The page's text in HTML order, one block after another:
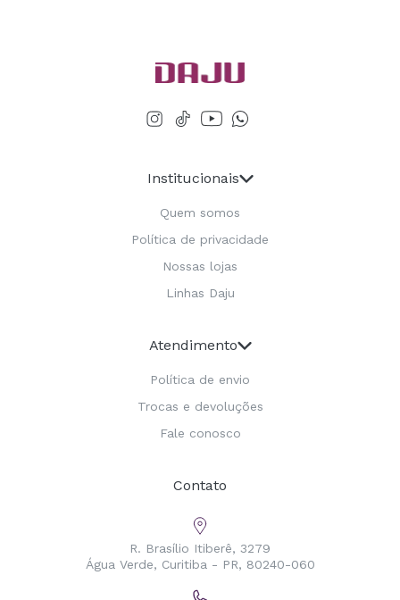
Institucionais
Quem somos
Política de privacidade
Nossas lojas
Linhas Daju
Atendimento
Política de envio
Trocas e devoluções
Fale conosco
Contato
R. Brasílio Itiberê, 3279
Água Verde, Curitiba - PR, 80240-060